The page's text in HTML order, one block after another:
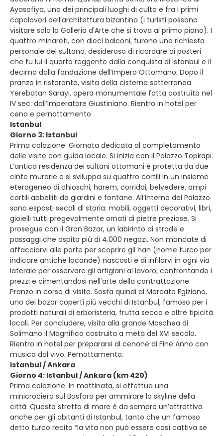
Ayasofiya, uno dei principali luoghi di culto e fra i primi
capolavori dell’architettura bizantina (i turisti possono
visitare solo la Galleria d'Arte che si trova al primo piano). I
quattro minareti, con dieci balconi, furono una richiesta
personale del sultano, desideroso di ricordare ai posteri
che fu lui il quarto reggente dalla conquista di Istanbul e il
decimo dalla fondazione dell’Impero Ottomano. Dopo il
pranzo in ristorante, visita della cisterna sotterranea
Yerebatan Sarayi, opera monumentale fatta costruita nel
IV sec. dall’Imperatore Giustiniano. Rientro in hotel per
cena e pernottamento
Istanbul
Giorno 3: Istanbul
Prima colazione. Giornata dedicata al completamento
delle visite con guida locale. Si inizia con il Palazzo Topkapi.
L’antica residenza dei sultani ottomani è protetta da due
cinte murarie e si sviluppa su quattro cortili in un insieme
eterogeneo di chioschi, harem, corridoi, belvedere, ampi
cortili abbelliti da giardini e fontane. All’interno del Palazzo
sono esposti secoli di storia: mobili, oggetti decorativi, libri,
gioielli tutti pregevolmente ornati di pietre preziose. Si
prosegue con il Gran Bazar, un labirinto di strade e
passaggi che ospita più di 4.000 negozi. Non mancate di
affacciarvi alle porte per scoprire gli han (nome turco per
indicare antiche locande) nascosti e di infilarvi in ogni via
laterale per osservare gli artigiani al lavoro, confrontando i
prezzi e cimentandosi nell'arte della contrattazione.
Pranzo in corso di visite. Sosta quindi al Mercato Egiziano,
uno dei bazar coperti più vecchi di Istanbul, famoso per i
prodotti naturali di erboristeria, frutta secca e altre tipicità
locali. Per concludere, visita alla grande Moschea di
Solimano il Magnifico costruita a metà del XVI secolo.
Rientro in hotel per prepararsi al cenone di Fine Anno con
musica dal vivo. Pernottamento.
Istanbul / Ankara
Giorno 4: Istanbul / Ankara (km 420)
Prima colazione. In mattinata, si effettua una
minicrociera sul Bosforo per ammirare lo skyline della
città. Questo stretto di mare è da sempre un’attrattiva
anche per gli abitanti di Istanbul, tanto che un famoso
detto turco recita “la vita non può essere così cattiva se